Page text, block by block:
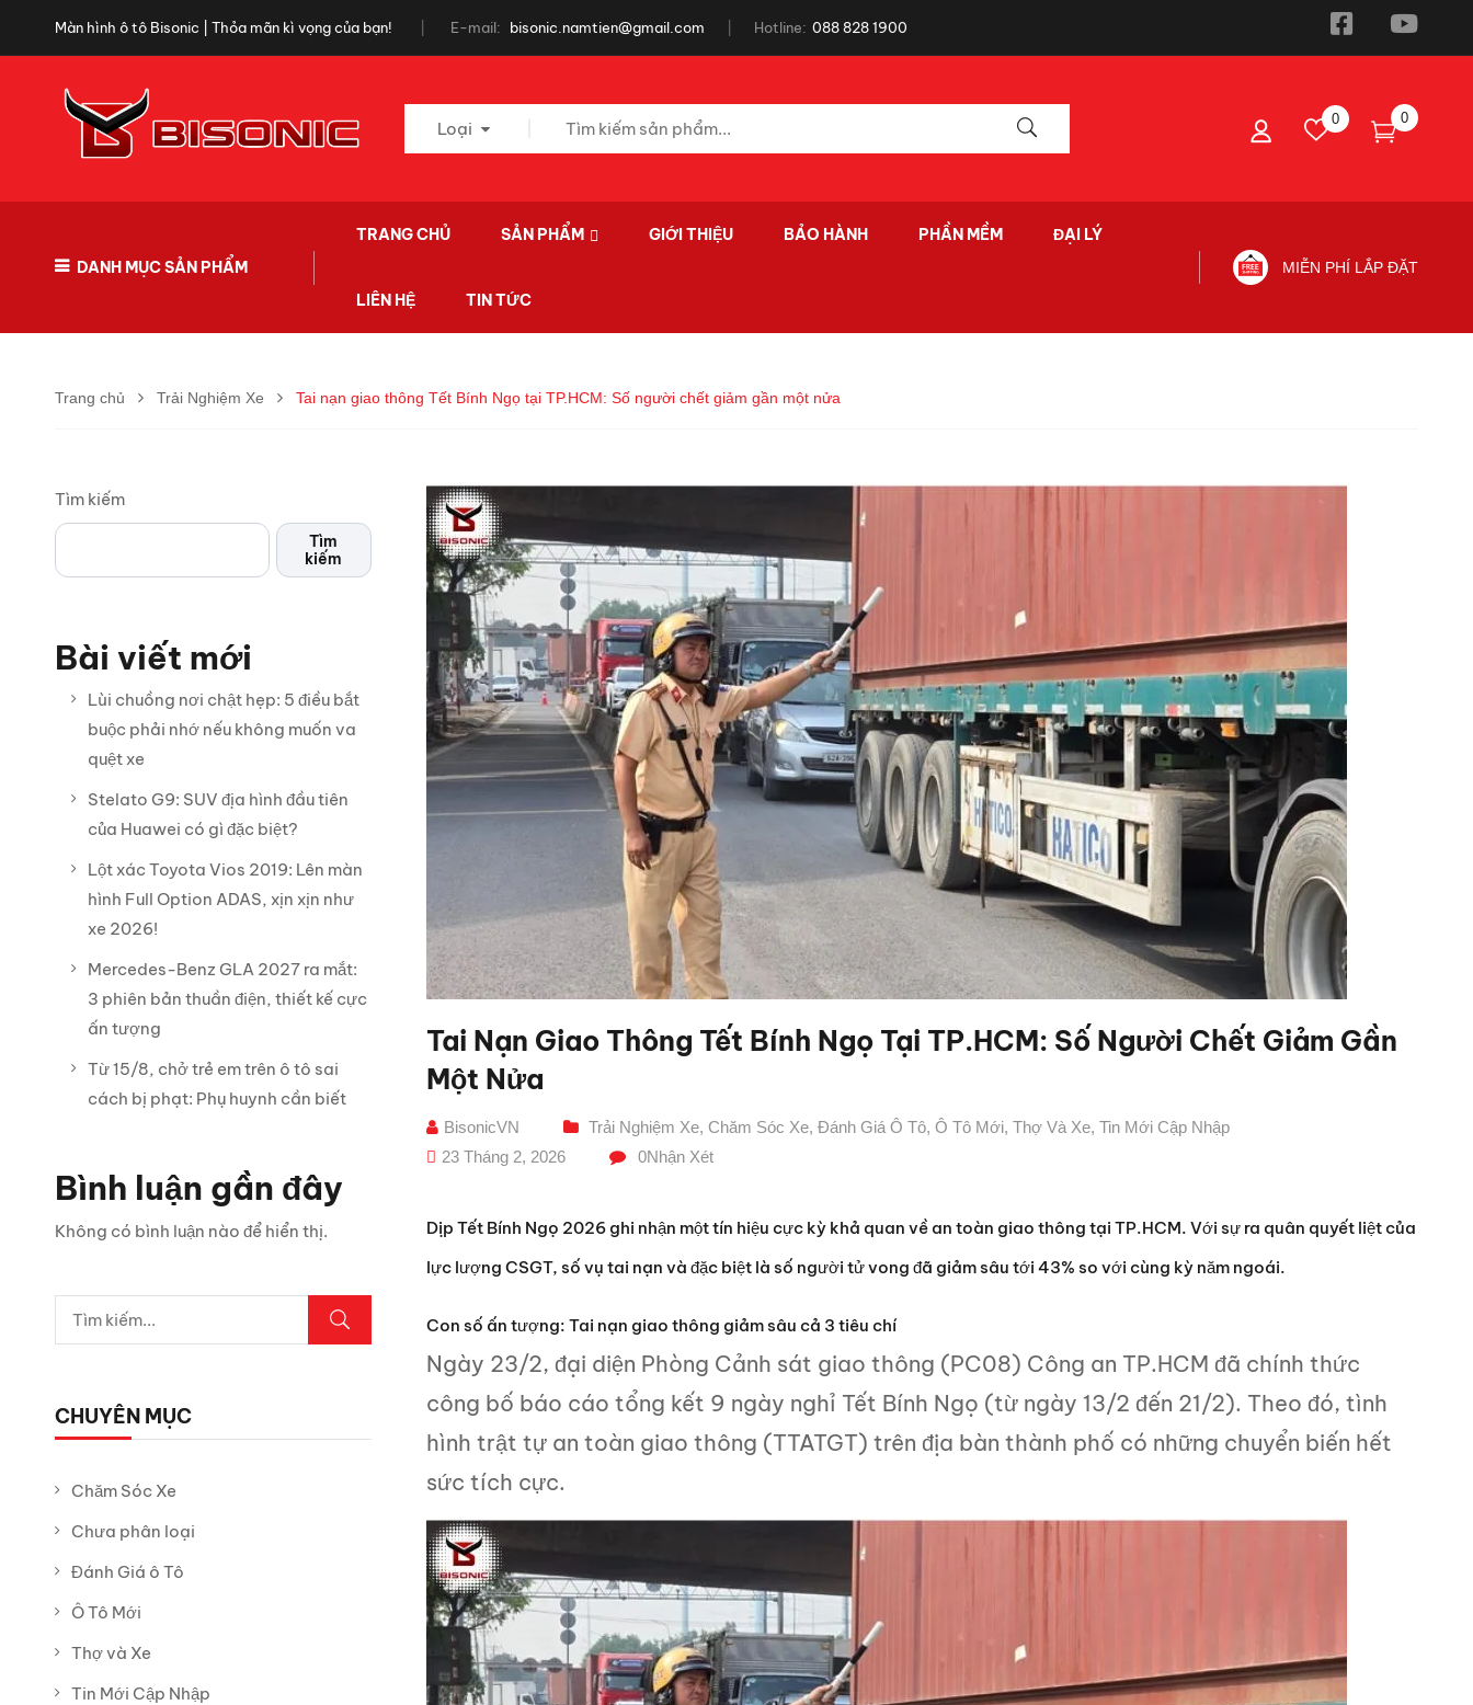
Màn hình ô tô Bisonic | Thỏa mãn kì vọng của bạn! E-mail: bisonic.namtien@gmail.com Hotline: 088 828 1900
Loại 0 0
DANH MỤC SẢN PHẨM
TRANG CHỦ SẢN PHẨM GIỚI THIỆU BẢO HÀNH PHẦN MỀM ĐẠI LÝ
LIÊN HỆ TIN TỨC
MIỄN PHÍ LẮP ĐẶT
Trang chủ Trải Nghiệm Xe Tai nạn giao thông Tết Bính Ngọ tại TP.HCM: Số người chết giảm gần một nửa
Tìm kiếm
Tìm
kiếm
Bài viết mới
Lùi chuồng nơi chật hẹp: 5 điều bắt
buộc phải nhớ nếu không muốn va
quệt xe
Stelato G9: SUV địa hình đầu tiên
của Huawei có gì đặc biệt?
Lột xác Toyota Vios 2019: Lên màn
hình Full Option ADAS, xịn xịn như
xe 2026!
Mercedes-Benz GLA 2027 ra mắt:
3 phiên bản thuần điện, thiết kế cực
ấn tượng
Từ 15/8, chở trẻ em trên ô tô sai
cách bị phạt: Phụ huynh cần biết
Bình luận gần đây
Không có bình luận nào để hiển thị.
CHUYÊN MỤC
Chăm Sóc Xe
Chưa phân loại
Đánh Giá ô Tô
Ô Tô Mới
Thợ và Xe
Tin Mới Cập Nhập
Tai Nạn Giao Thông Tết Bính Ngọ Tại TP.HCM: Số Người Chết Giảm Gần
Một Nửa
BisonicVN Trải Nghiệm Xe, Chăm Sóc Xe, Đánh Giá Ô Tô, Ô Tô Mới, Thợ Và Xe, Tin Mới Cập Nhập
23 Tháng 2, 2026
0Nhận Xét
Dịp Tết Bính Ngọ 2026 ghi nhận một tín hiệu cực kỳ khả quan về an toàn giao thông tại TP.HCM. Với sự ra quân quyết liệt của
lực lượng CSGT, số vụ tai nạn và đặc biệt là số người tử vong đã giảm sâu tới 43% so với cùng kỳ năm ngoái.
Con số ấn tượng: Tai nạn giao thông giảm sâu cả 3 tiêu chí
Ngày 23/2, đại diện Phòng Cảnh sát giao thông (PC08) Công an TP.HCM đã chính thức
công bố báo cáo tổng kết 9 ngày nghỉ Tết Bính Ngọ (từ ngày 13/2 đến 21/2). Theo đó, tình
hình trật tự an toàn giao thông (TTATGT) trên địa bàn thành phố có những chuyển biến hết
sức tích cực.